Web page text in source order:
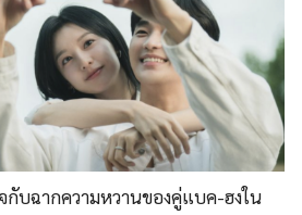
บฉากความหวานของคู่แบค-ฮงใน